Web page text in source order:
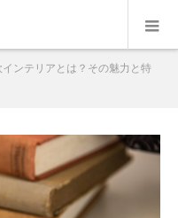
インテリアとは？その魅力と特